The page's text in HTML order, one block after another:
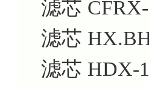
滤芯
滤芯
滤芯 HDX-